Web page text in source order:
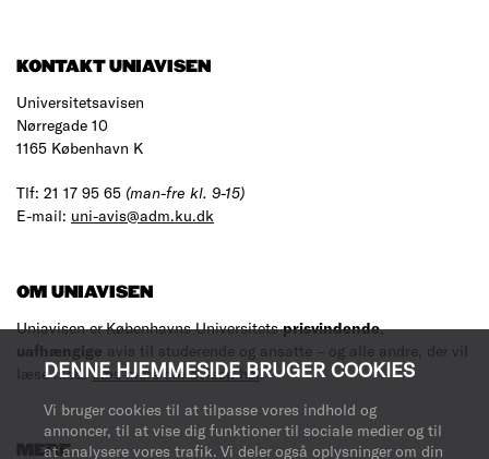
DENNE HJEMMESIDE BRUGER COOKIES
Vi bruger cookies til at tilpasse vores indhold og
annoncer, til at vise dig funktioner til sociale medier og til
at analysere vores trafik. Vi deler også oplysninger om din
KONTAKT UNIAVISEN
Universitetsavisen
Nørregade 10
1165 København K
Tlf: 21 17 95 65 (man-fre kl. 9-15)
E-mail: uni-avis@adm.ku.dk
OM UNIAVISEN
Uniavisen er Københavns Universitetsprisvindende,
uafhængige avis til studerende og ansatte – og alle andre, der vil
læse med.Læs mere om avisen her.
MERE